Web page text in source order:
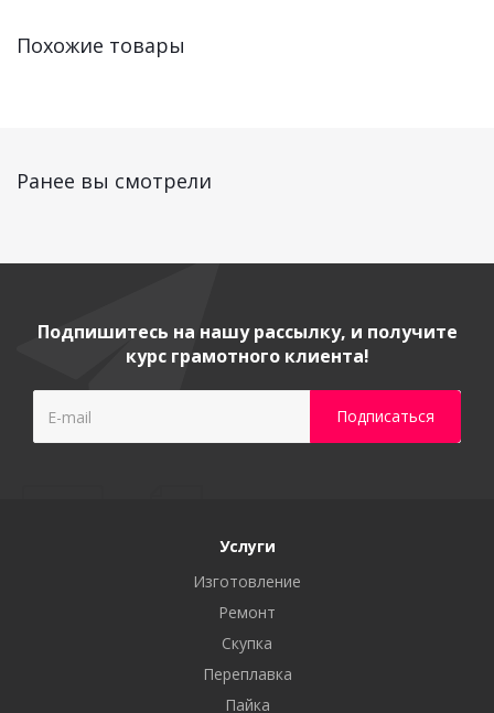
Похожие товары
Ранее вы смотрели
Подпишитесь на нашу рассылку, и получите
курс грамотного клиента!
Услуги
Изготовление
Ремонт
Скупка
Переплавка
Пайка